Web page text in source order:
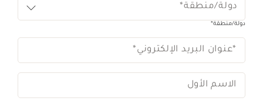
دولة/منطقة*
دولة/منطقة*
*عنوان البريد الإلكتروني*
الاسم الأول